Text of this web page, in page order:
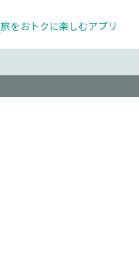
旅をおトクに楽しむアプリ